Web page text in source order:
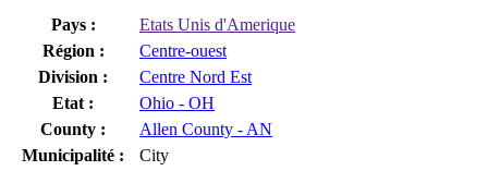
Pays :
Etats Unis d'Amerique
Région :
Centre-ouest
Division :
Centre Nord Est
Etat :
Ohio - OH
County :
Allen County - AN
Municipalité :
City